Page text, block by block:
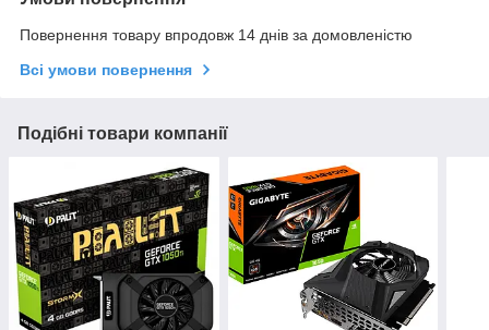
Повернення товару впродовж 14 днів за домовленістю
Всі умови повернення
Подібні товари компанії